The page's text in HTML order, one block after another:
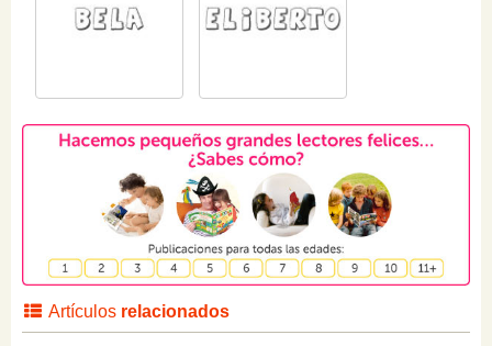
Artículos relacionados